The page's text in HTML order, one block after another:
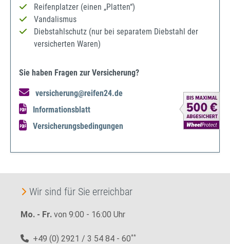
Reifenplatzer (einen „Platten“)
Vandalismus
Diebstahlschutz (nur bei separatem Diebstahl der
versicherten Waren)
Sie haben Fragen zur Versicherung?
versicherung@reifen24.de
Informationsblatt
Versicherungsbedingungen
Wir sind für Sie erreichbar
Mo. - Fr. von 9:00 - 16:00 Uhr
+49 (0) 2921 / 3 54 84 - 60**